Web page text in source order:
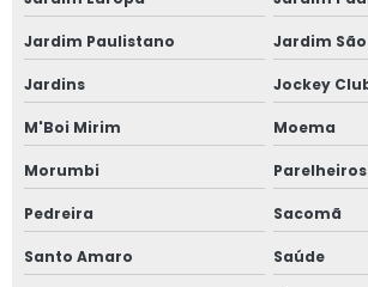
Janela sobrepor acústica
Janela sobreposta
Janela sobreposta de alto padrão
Janela sobreposta de correr
Jardim Paulistano Jardim São
Jardins Jockey
M'Boi Mirim Moema
Morumbi Parelheiros
Pedreira Sacomã
Santo Amaro Saúde